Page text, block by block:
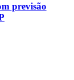
previsão